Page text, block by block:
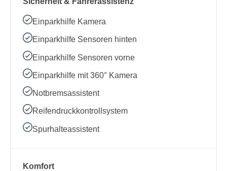
Einparkhilfe Kamera
Einparkhilfe Sensoren hinten
Einparkhilfe Sensoren vorne
Einparkhilfe mit 360° Kamera
Notbremsassistent
Reifendruckkontrollsystem
Spurhalteassistent
Komfort